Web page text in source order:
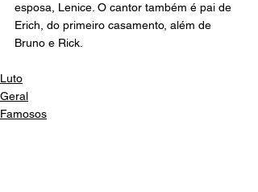
esposa, Lenice. O cantor também é pai de
Erich, do primeiro casamento, além de
Bruno e Rick.
Luto
Geral
Famosos